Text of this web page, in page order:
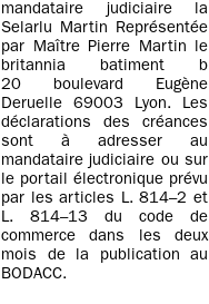
mandataire judiciaire la
Selarlu Martin Représentée
par Maître Pierre Martin le
britannia batiment b
20 boulevard Eugène
Deruelle 69003 Lyon. Les
déclarations des créances
sont à adresser au
mandataire judiciaire ou sur
le portail électronique prévu
par les articles L. 814–2 et
L. 814–13 du code de
commerce dans les deux
mois de la publication au
BODACC.